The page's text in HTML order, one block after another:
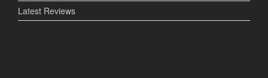
Latest Reviews